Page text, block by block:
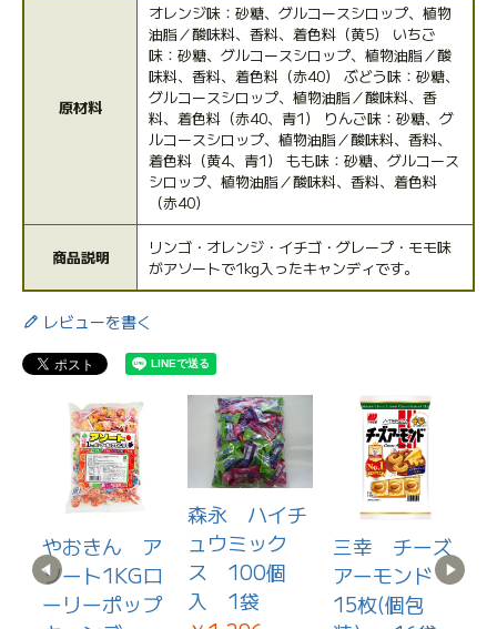
原材料
オレンジ味：砂糖、グルコースシロップ、植物
油脂／酸味料、香料、着色料（黄5） いちご
味：砂糖、グルコースシロップ、植物油脂／酸
味料、香料、着色料（赤40） ぶどう味：砂糖、
グルコースシロップ、植物油脂／酸味料、香
料、着色料（赤40、青1） りんご味：砂糖、グ
ルコースシロップ、植物油脂／酸味料、香料、
着色料（黄4、青1） もも味：砂糖、グルコース
シロップ、植物油脂／酸味料、香料、着色料
（赤40）
商品説明
リンゴ・オレンジ・イチゴ・グレープ・モモ味
がアソートで1kg入ったキャンディです。
レビューを書く
やおきん ア
ソート1KGロ
ーリーポップ
森永 ハイチ
ュウミック
ス 100個
入 1袋
三幸 チーズ
アーモンド
15枚(個包